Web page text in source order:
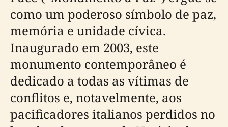
como um poderoso símbolo de paz,
memória e unidade cívica.
Inaugurado em 2003, este
monumento contemporâneo é
dedicado a todas as vítimas de
conflitos e, notavelmente, aos
pacificadores italianos perdidos no